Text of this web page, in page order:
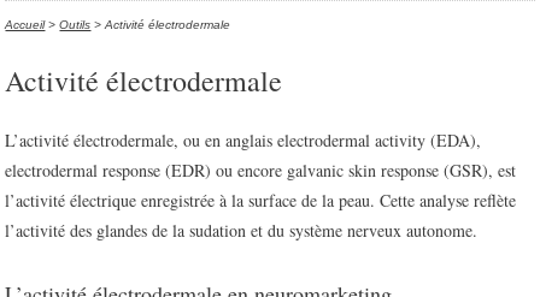
Accueil>Outils > Activité électrodermale
Activité électrodermale
L’activité électrodermale, ou en anglais electrodermal activity (EDA),
electrodermal response (EDR) ou encore galvanic skin response (GSR), est
l’activité électrique enregistrée à la surface de la peau. Cette analyse reflète
l’activité des glandes de la sudation et du système nerveux autonome.